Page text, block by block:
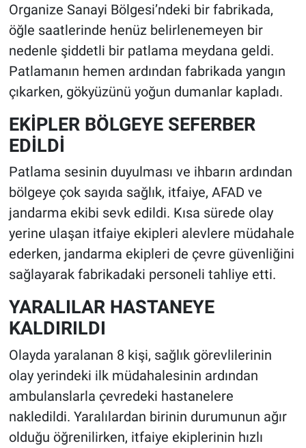
Organize Sanayi Bölgesi’ndeki bir fabrikada,
öğle saatlerinde henüz belirlenemeyen bir
nedenle şiddetli bir patlama meydana geldi.
Patlamanın hemen ardından fabrikada yangın
çıkarken, gökyüzünü yoğun dumanlar kapladı.
EKİPLER BÖLGEYE SEFERBER
EDİLDİ
Patlama sesinin duyulması ve ihbarın ardından
bölgeye çok sayıda sağlık, itfaiye, AFAD ve
jandarma ekibi sevk edildi. Kısa sürede olay
yerine ulaşan itfaiye ekipleri alevlere müdahale
ederken, jandarma ekipleri de çevre güvenliğini
sağlayarak fabrikadaki personeli tahliye etti.
YARALILAR HASTANEYE
KALDIRILDI
Olayda yaralanan 8 kişi, sağlık görevlilerinin
olay yerindeki ilk müdahalesinin ardından
ambulanslarla çevredeki hastanelere
nakledildi. Yaralılardan birinin durumunun ağır
olduğu öğrenilirken, itfaiye ekiplerinin hızlı